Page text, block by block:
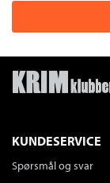
KUNDESERVICE
Spørsmål og svar